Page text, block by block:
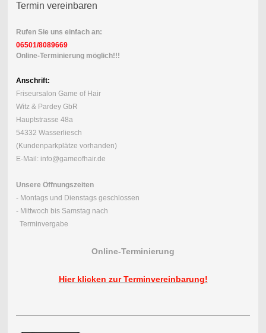
Termin vereinbaren
Rufen Sie uns einfach an:
06501/8089669
Online-Terminierung möglich!!!
Anschrift:
Friseursalon Game of Hair
Witz & Pardey GbR
Hauptstrasse 48a
54332 Wasserliesch
(Kundenparkplätze vorhanden)
E-Mail: info@gameofhair.de
Unsere Öffnungszeiten
- Montags und Dienstags geschlossen
- Mittwoch bis Samstag nach
Terminvergabe
Online-Terminierung
Hier klicken zur Terminvereinbarung!